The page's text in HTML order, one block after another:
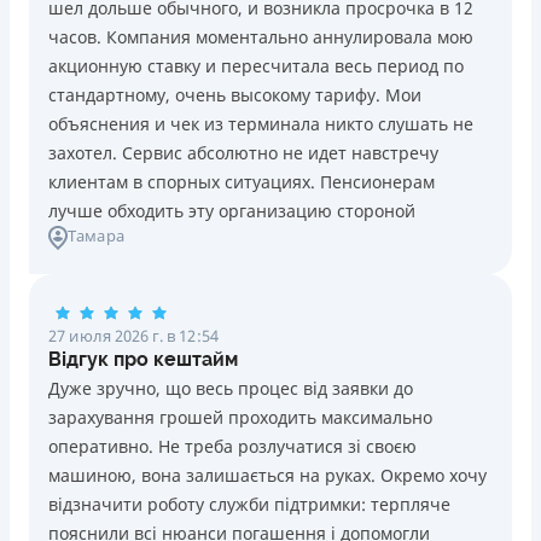
Погашение
В кассах и терминалах отделений
Оплата на расчетный счёт
Онлайн (через сайт или интернет-банкинг)
Через терминалы самообслуживания
Лицензия НБУ
Лицензия НБУ №10
Вся информация о кредите
ПОЛУЧИТЬ ЗАЙМ
Возраст
18 - 70 лет
Преимущества
Сниженная процентная ставка 0,01% в день для
новых клиентов на период от 3 до 30 дней (после
этого стандартная ставка 1%)
Запрашиваются только данные паспорта, ИНН, номер
банковской карты и телефона
проблемной кредитной историей.
Переводятся деньги на банковскую карту сразу после
подписания электронного договора о предоставлении
кредита
Дарятся скидки до -99% постоянным клиентам на
будущие кредиты согласно программе лояльности
Программа лояльности для постоянных клиентов
Круглосуточная поддержка в Viber, Telegram,
шел дольше обычного, и возникла просрочка в 12
часов. Компания моментально аннулировала мою
акционную ставку и пересчитала весь период по
стандартному, очень высокому тарифу. Мои
объяснения и чек из терминала никто слушать не
захотел. Сервис абсолютно не идет навстречу
клиентам в спорных ситуациях. Пенсионерам
лучше обходить эту организацию стороной
Тамара
27 июля 2026 г. в 12:54
Відгук про кештайм
Дуже зручно, що весь процес від заявки до
зарахування грошей проходить максимально
оперативно. Не треба розлучатися зі своєю
машиною, вона залишається на руках. Окремо хочу
відзначити роботу служби підтримки: терпляче
пояснили всі нюанси погашення і допомогли